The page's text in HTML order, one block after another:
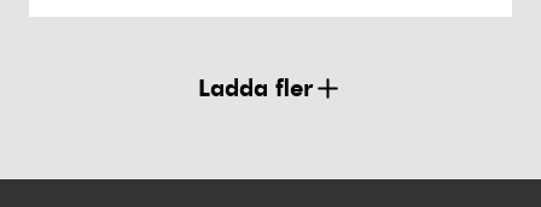
Ladda fler